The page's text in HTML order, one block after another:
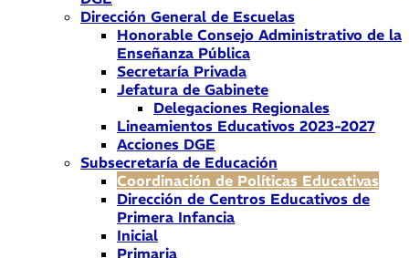
Dirección General de Escuelas
Honorable Consejo Administrativo de la
Enseñanza Pública
Secretaría Privada
Jefatura de Gabinete
Delegaciones Regionales
Lineamientos Educativos 2023-2027
Acciones DGE
Subsecretaría de Educación
Coordinación de Políticas Educativas
Dirección de Centros Educativos de
Primera Infancia
Inicial
Primaria